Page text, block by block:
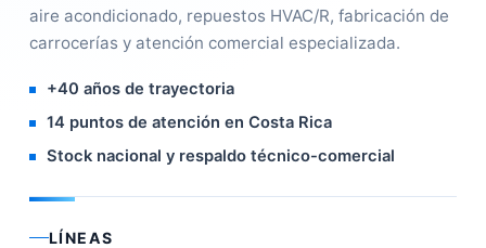
aire acondicionado, repuestos HVAC/R, fabricación de
carrocerías y atención comercial especializada.
+40 años de trayectoria
14 puntos de atención en Costa Rica
Stock nacional y respaldo técnico-comercial
LÍNEAS